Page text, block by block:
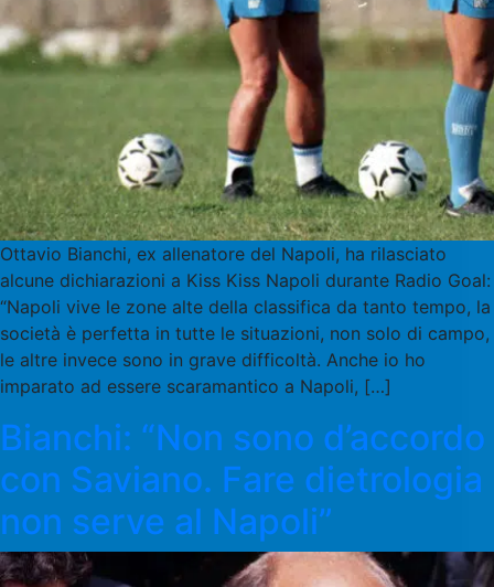
Ottavio Bianchi, ex allenatore del Napoli, ha rilasciato
alcune dichiarazioni a Kiss Kiss Napoli durante Radio Goal:
“Napoli vive le zone alte della classifica da tanto tempo, la
società è perfetta in tutte le situazioni, non solo di campo,
le altre invece sono in grave difficoltà. Anche io ho
imparato ad essere scaramantico a Napoli, […]
Bianchi: “Non sono d’accordo
con Saviano. Fare dietrologia
non serve al Napoli”